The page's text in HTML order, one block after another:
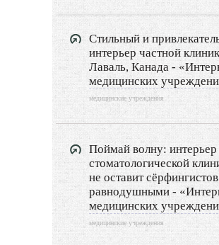
Декор
Двор и сад
Архитектура
Дизайн интерьера
Ландшафтный дизайн
LIMITED EDITION
Видео новости
Дизайн разное
Стильный и
интерьер частной
Лаваль, Канада -
медицинских
медицинские учреждения
Поймай волну: интерьер
стоматологической
не оставит сёрфингистов
равнодушными -
медицинских
медицинские учреждения